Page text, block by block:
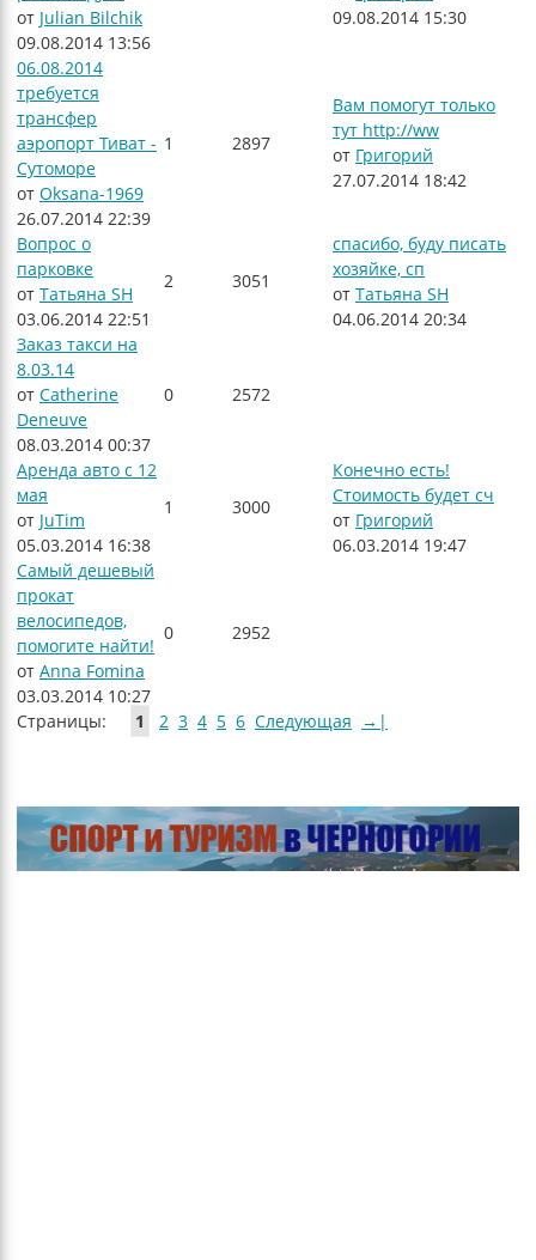
от Julian Bilchik
09.08.2014 13:56
09.08.2014 15:30
06.08.2014
требуется
трансфер
аэропорт Тиват -
Сутоморе
от Oksana-1969
26.07.2014 22:39
1 2897
Вам помогут только
тут http://ww
от Григорий
27.07.2014 18:42
Вопрос о
парковке
от Татьяна SH
03.06.2014 22:51
2 3051
спасибо, буду писать
хозяйке, сп
от Татьяна SH
04.06.2014 20:34
Заказ такси на
8.03.14
от Catherine
Deneuve
08.03.2014 00:37
0 2572
Аренда авто с 12
мая
от JuTim
05.03.2014 16:38
1 3000
Конечно есть!
Стоимость будет сч
от Григорий
06.03.2014 19:47
Самый дешевый
прокат
велосипедов,
помогите найти!
от Anna Fomina
03.03.2014 10:27
0 2952
Страницы: 1 2 3 4 5 6 Следующая →|